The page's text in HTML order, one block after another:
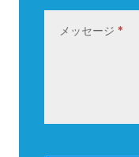
メッセージ *